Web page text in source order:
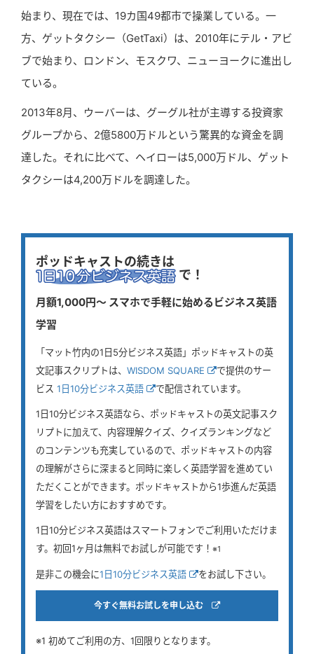
始まり、現在では、19カ国49都市で操業している。一
方、ゲットタクシー（GetTaxi）は、2010年にテル・アビ
ブで始まり、ロンドン、モスクワ、ニューヨークに進出し
ている。
2013年8月、ウーバーは、グーグル社が主導する投資家
グループから、2億5800万ドルという驚異的な資金を調
達した。それに比べて、ヘイローは5,000万ドル、ゲット
タクシーは4,200万ドルを調達した。
ポッドキャストの続きは
で！
月額1,000円〜 スマホで手軽に始めるビジネス英語
学習
「マット竹内の1日5分ビジネス英語」ポッドキャストの英
文記事スクリプトは、 WISDOM SQUARE
で提供のサー
ビス 1日10分ビジネス英語 で配信されています。
1日10分ビジネス英語なら、ポッドキャストの英文記事スク
リプトに加えて、内容理解クイズ、クイズランキングなど
のコンテンツも充実しているので、ポッドキャストの内容
の理解がさらに深まると同時に楽しく英語学習を進めてい
ただくことができます。ポッドキャストから1歩進んだ英語
学習をしたい方におすすめです。
1日10分ビジネス英語はスマートフォンでご利用いただけま
す。初回1ヶ月は無料でお試しが可能です！ ※1
是非この機会に1日10分ビジネス英語 をお試し下さい。
今すぐ無料お試しを申し込む
※1 初めてご利用の方、1回限りとなります。